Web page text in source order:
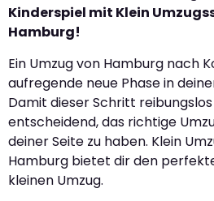
Kinderspiel mit Klein
Hamburg!
Ein Umzug von Hamburg nach
aufregende neue Phase in
Damit dieser Schritt
entscheidend, das richtige
deiner Seite zu haben. Klein
Hamburg bietet dir den
kleinen Umzug.